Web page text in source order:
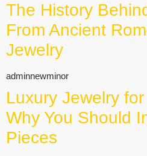
The History
From Ancient
Jewelry
adminnewminor
Luxury Jewelry
Why You Should
Pieces